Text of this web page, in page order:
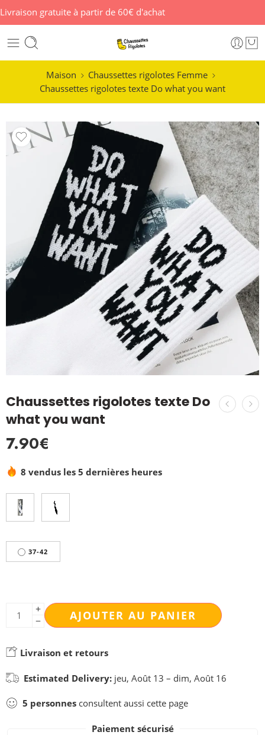
Livraison gratuite à partir de 60€ d'achat
Maison
Chaussettes rigolotes Femme
Chaussettes rigolotes texte Do what you want
Chaussettes rigolotes texte Do
what you want
7.90€
8 vendus les 5 dernières heures
37-42
AJOUTER AU PANIER
Livraison et retours
Estimated Delivery: jeu, Août 13 – dim, Août 16
5 personnes consultent aussi cette page
Paiement sécurisé